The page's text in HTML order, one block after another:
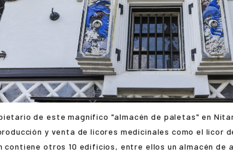
de este magnífico "almacén de paletas" en
y venta de licores medicinales como el licor
contiene otros 10 edificios, entre ellos un almacén de